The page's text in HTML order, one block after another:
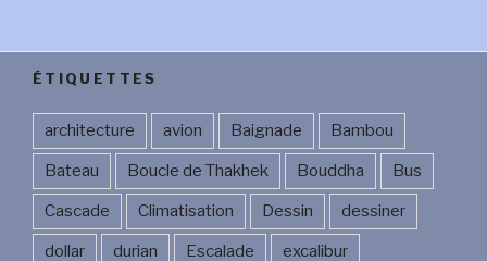
ÉTIQUETTES
architecture avion Baignade Bambou
Bateau Boucle de Thakhek Bouddha Bus
Cascade Climatisation Dessin dessiner
dollar durian Escalade excalibur